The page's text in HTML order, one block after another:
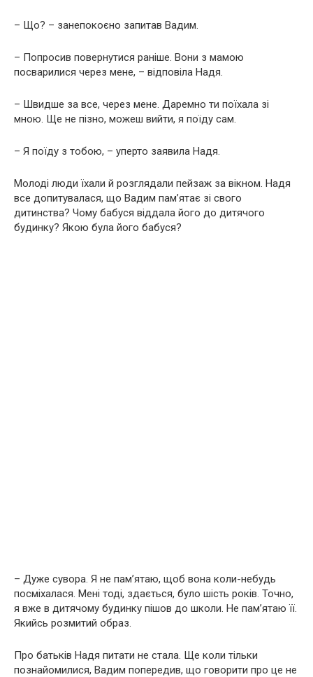
– Що? – занепокоєно запитав Вадим.
– Попросив повернутися раніше. Вони з мамою
посварилися через мене, – відповіла Надя.
– Швидше за все, через мене. Даремно ти поїхала зі
мною. Ще не пізно, можеш вийти, я поїду сам.
– Я поїду з тобою, – уперто заявила Надя.
Молоді люди їхали й розглядали пейзаж за вікном. Надя
все допитувалася, що Вадим пам’ятає зі свого
дитинства? Чому бабуся віддала його до дитячого
будинку? Якою була його бабуся?
– Дуже сувора. Я не пам’ятаю, щоб вона коли-небудь
посміхалася. Мені тоді, здається, було шість років. Точно,
я вже в дитячому будинку пішов до школи. Не пам’ятаю її.
Якийсь розмитий образ.
Про батьків Надя питати не стала. Ще коли тільки
познайомилися, Вадим попередив, що говорити про це не